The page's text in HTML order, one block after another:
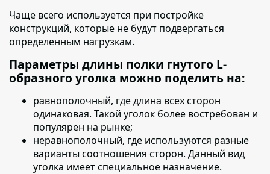
Чаще всего используется при постройке
конструкций, которые не будут подвергаться
определенным нагрузкам.
Параметры длины полки гнутого L-
образного уголка можно поделить на:
равнополочный, где длина всех сторон
одинаковая. Такой уголок более востребован и
популярен на рынке;
неравнополочный, где используются разные
варианты соотношения сторон. Данный вид
уголка имеет специальное назначение.